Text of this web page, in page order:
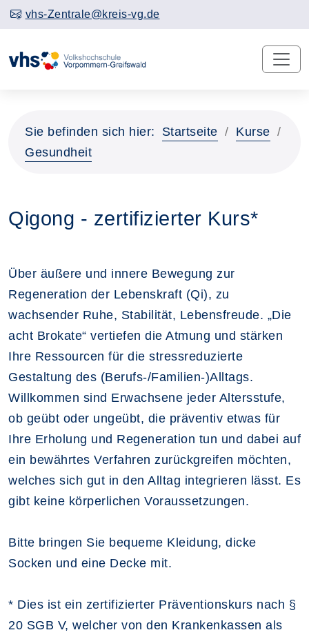
vhs-Zentrale@kreis-vg.de
Sie befinden sich hier: Startseite
Kurse
Gesundheit
Qigong - zertifizierter Kurs*
Über äußere und innere Bewegung zur
Regeneration der Lebenskraft (Qi), zu
wachsender Ruhe, Stabilität, Lebensfreude. „Die
acht Brokate“ vertiefen die Atmung und stärken
Ihre Ressourcen für die stressreduzierte
Gestaltung des (Berufs-/Familien-)Alltags.
Willkommen sind Erwachsene jeder Altersstufe,
ob geübt oder ungeübt, die präventiv etwas für
Ihre Erholung und Regeneration tun und dabei auf
ein bewährtes Verfahren zurückgreifen möchten,
welches sich gut in den Alltag integrieren lässt. Es
gibt keine körperlichen Voraussetzungen.
Bitte bringen Sie bequeme Kleidung, dicke
Socken und eine Decke mit.
* Dies ist ein zertifizierter Präventionskurs nach §
20 SGB V, welcher von den Krankenkassen als